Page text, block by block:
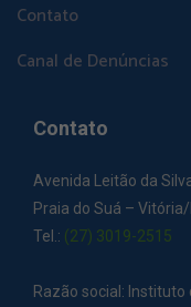
Contato
Canal de Denúncias
Contato
Avenida Leitão da
Praia do Suá –
Tel.: (27) 3019-2515
Razão social: